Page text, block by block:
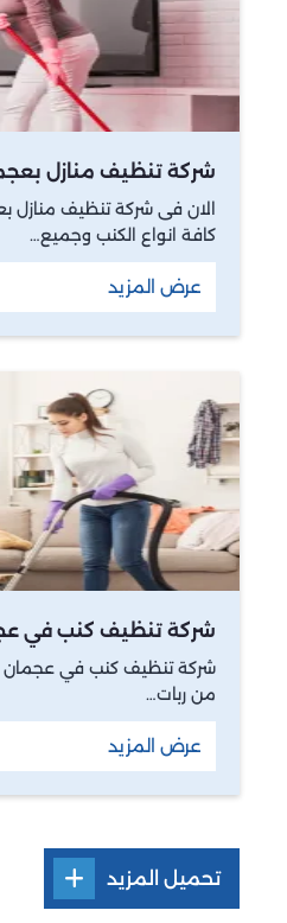
شركة تنظيف منازل
الان فى شركة تنظيف منازل
كافة انواع الكنب وجميع…
عرض المزيد
شركة تنظيف كنب في
شركة تنظيف كنب في عجمان
من ربات…
عرض المزيد
تحميل المزيد